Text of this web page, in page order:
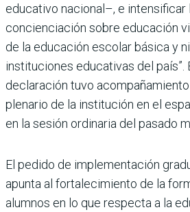
educativo nacional–, e inten­sificar
con­cienciación sobre educación
de la educación escolar básica y
institu­ciones educativas del
declaración tuvo
plenario de la insti­tución en el
en la sesión ordinaria del pasado
El pedido de implementación
apunta al fortalecimiento de la
alumnos en lo que respecta a la